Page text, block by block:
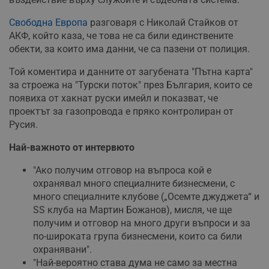
Свободна Европа разговаря с Николай Стайков от
АКФ, който каза, че това не са били единствените
обекти, за които има данни, че са пазени от полиция.
Той коментира и данните от загубената "Пътна карта"
за строежа на "Турски поток" през България, които се
появиха от хакнат руски имейл и показват, че
проектът за газопровода е пряко контролиран от
Русия.
Най-важното от интервюто
"Ако получим отговор на въпроса кой е
охранявал много специалните бизнесмени, с
много специалните клубове („Осемте джуджета“ и
SS клуба на Мартин Божанов), мисля, че ще
получим и отговор на много други въпроси и за
по-широката група бизнесмени, които са били
охранявани".
"Най-вероятно става дума не само за местна